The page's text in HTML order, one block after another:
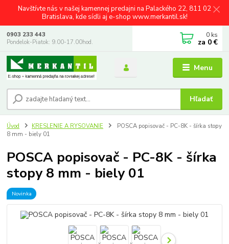
Navštívte nás v našej kamennej predajni na Palackého 22, 811 02
Bratislava, kde sídli aj e-shop www.merkantil.sk!
Menu
Hľadať
0903 233 443
Pondelok-Piatok: 9.00-17.00hod.
0 ks
za 0 €
Úvod KRESLENIE A RYSOVANIE
POSCA popisovač - PC-8K - šírka stopy
8 mm - biely 01
POSCA popisovač - PC-8K - šírka
stopy 8 mm - biely 01
Novinka